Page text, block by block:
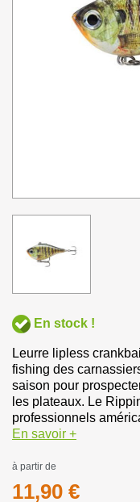
En stock !
Leurre lipless
fishing des
saison pour
les plateaux. Le
professionnels
En savoir +
à partir de
11,90 €